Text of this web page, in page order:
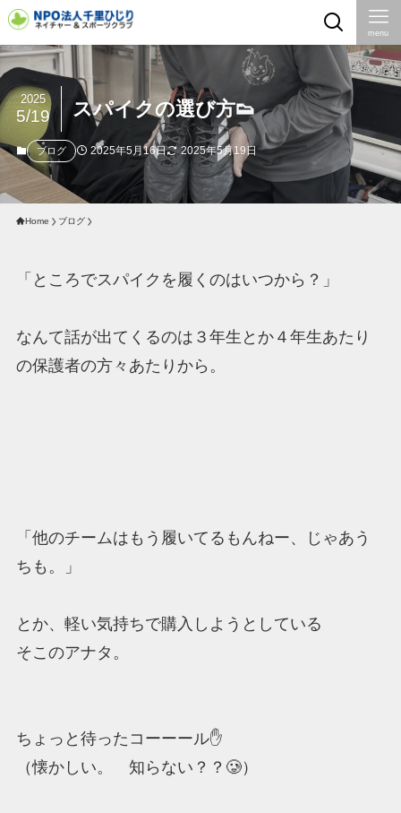
menu
スパイクの選び方👟
2025
5/19
ブログ 2025年5月16日 2025年5月19日
Home ブログ
「ところでスパイクを履くのはいつから？」
なんて話が出てくるのは３年生とか４年生あたり
の保護者の方々あたりから。
「他のチームはもう履いてるもんねー、じゃあう
ちも。」
とか、軽い気持ちで購入しようとしている
そこのアナタ。
ちょっと待ったコーーール✋
（懐かしい。 知らない？？🥲）